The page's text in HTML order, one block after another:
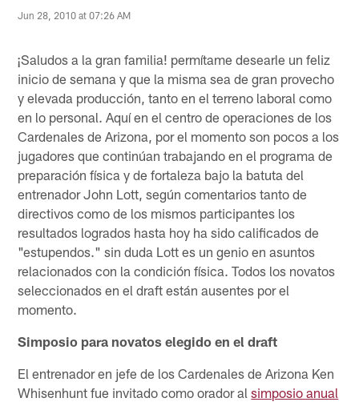
Jun 28, 2010 at 07:26 AM
¡Saludos a la gran familia! permítame desearle un feliz
inicio de semana y que la misma sea de gran provecho
y elevada producción, tanto en el terreno laboral como
en lo personal. Aquí en el centro de operaciones de los
Cardenales de Arizona, por el momento son pocos a los
jugadores que continúan trabajando en el programa de
preparación física y de fortaleza bajo la batuta del
entrenador John Lott, según comentarios tanto de
directivos como de los mismos participantes los
resultados logrados hasta hoy ha sido calificados de
"estupendos." sin duda Lott es un genio en asuntos
relacionados con la condición física. Todos los novatos
seleccionados en el draft están ausentes por el
momento.
Simposio para novatos elegido en el draft
El entrenador en jefe de los Cardenales de Arizona Ken
Whisenhunt fue invitado como orador alsimposio anual